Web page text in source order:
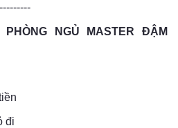
NGỦ MASTER ĐẬM
đi